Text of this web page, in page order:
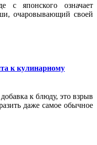
с японского означает
очаровывающий своей
к кулинарному
к блюду, это взрыв
даже самое обычное